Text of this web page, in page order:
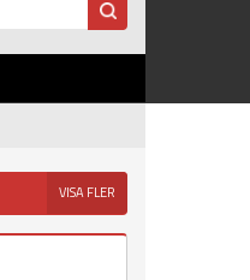
VISA FLER